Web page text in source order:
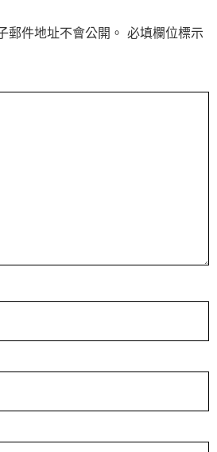
郵件地址不會公開。 必填欄位標示